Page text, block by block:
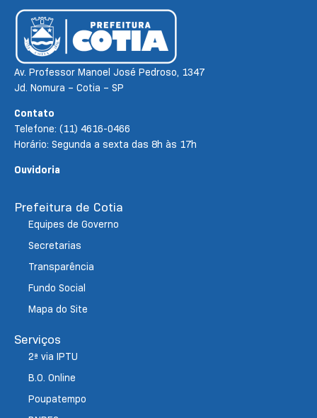
Av. Professor Manoel José Pedroso, 1347
Jd. Nomura – Cotia – SP
Contato
Telefone: (11) 4616-0466
Horário: Segunda a sexta das 8h às 17h
Ouvidoria
Prefeitura de Cotia
Equipes de Governo
Secretarias
Transparência
Fundo Social
Mapa do Site
Serviços
2ª via IPTU
B.O. Online
Poupatempo